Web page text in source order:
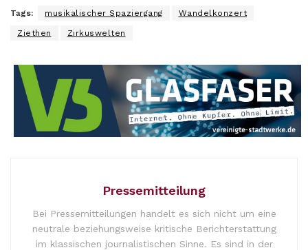
Tags: musikalischer Spaziergang Wandelkonzert
Ziethen Zirkuswelten
Pressemitteilung
Bei Pressemitteilungen handelt es sich nicht um eine
neutrale beziehungsweise kritische Berichterstattung
im klassischen journalistischen Sinne. Es sind in der